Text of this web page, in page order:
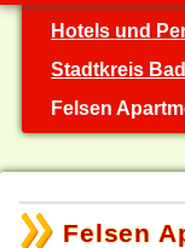
Hotels und
Stadtkreis
Felsen
Felsen